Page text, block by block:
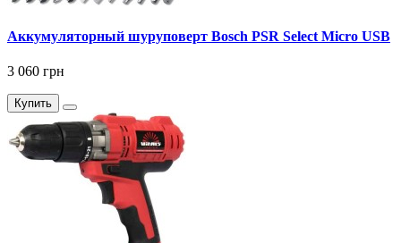
Аккумуляторный шуруповерт Bosch PSR Select Micro USB
3 060 грн
Купить